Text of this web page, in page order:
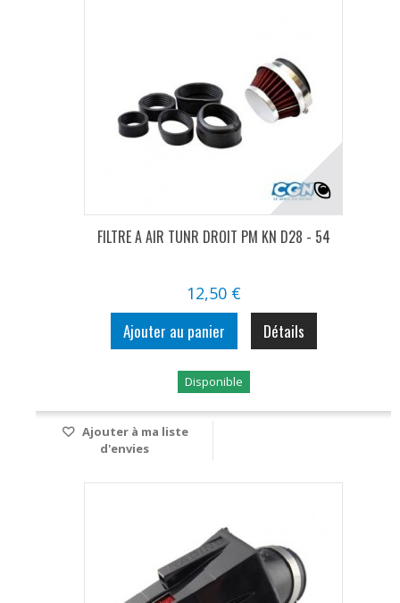
FILTRE A AIR TUNR DROIT PM KN D28 - 54
12,50 €
Ajouter au panier Détails
Disponible
Ajouter à ma liste
d'envies